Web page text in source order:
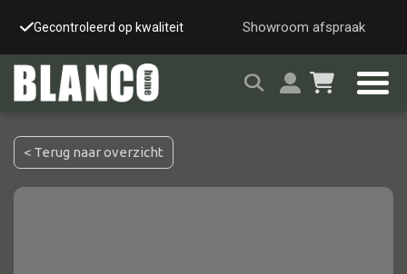
Gecontroleerd op kwaliteit Snelle & veilige
Showroom afspraak
< Terug naar overzicht